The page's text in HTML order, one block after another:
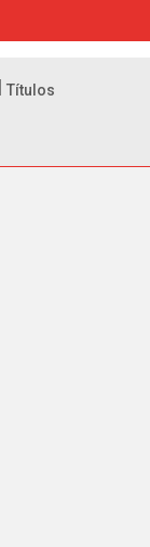
Títulos